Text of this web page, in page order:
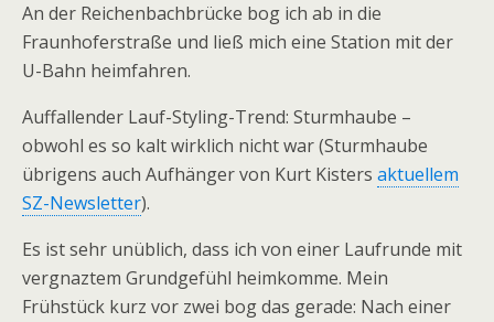
An der Reichenbachbrücke bog ich ab in die
Fraunhoferstraße und ließ mich eine Station mit der
U-Bahn heimfahren.
Auffallender Lauf-Styling-Trend: Sturmhaube –
obwohl es so kalt wirklich nicht war (Sturmhaube
übrigens auch Aufhänger von Kurt Kisters aktuellem
SZ-Newsletter).
Es ist sehr unüblich, dass ich von einer Laufrunde mit
vergnaztem Grundgefühl heimkomme. Mein
Frühstück kurz vor zwei bog das gerade: Nach einer